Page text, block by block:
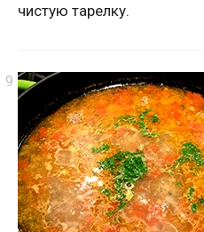
чистую тарелку.